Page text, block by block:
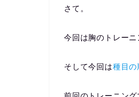
さて。
今回は胸のトレー
そして今回は種目の